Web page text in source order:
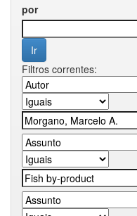
por
Filtros correntes: